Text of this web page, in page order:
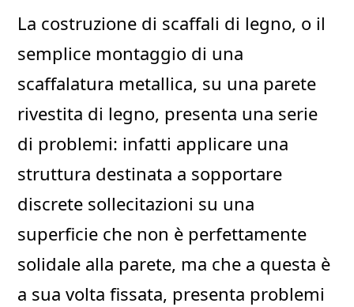
La costruzione di scaffali di legno, o il
semplice montaggio di una
scaffalatura metallica, su una parete
rivestita di legno, presenta una serie
di problemi: infatti applicare una
struttura destinata a sopportare
discrete sollecitazioni su una
superficie che non è perfettamente
solidale alla parete, ma che a questa è
a sua volta fissata, presenta problemi